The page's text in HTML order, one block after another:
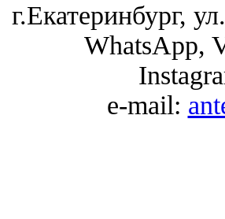
г.Екатеринбург,
WhatsApp,
e-mail: